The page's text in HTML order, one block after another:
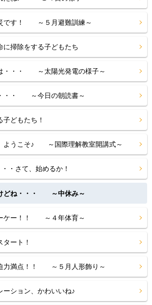
です！ ～５月避難訓練～
に掃除をする子どもたち
・・・ ～太陽光発電の様子～
・・ ～今日の朝読書～
どもたち！
ようこそ♪ ～国際理解教室開講式～
・さて、始めるか！
どね・・・ ～中休み～
ー！！ ～４年体育～
タート！
力満点！！ ～５月人形飾り～
ーション、かわいいね♪